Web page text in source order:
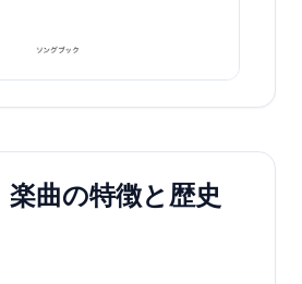
曲の特徴と歴史